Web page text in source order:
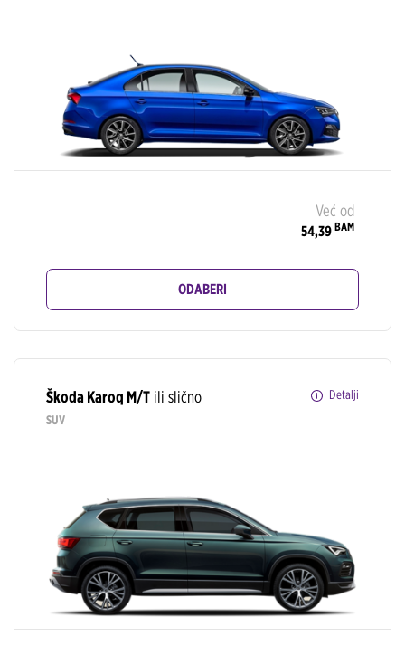
Već od
54,39 BAM
ODABERI
Škoda Karoq M/T ili slično
Detalji
SUV